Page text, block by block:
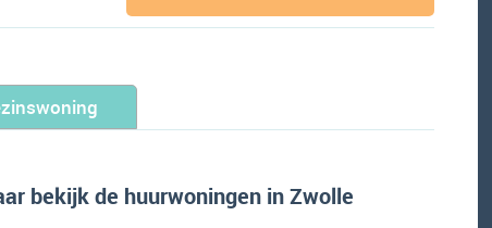
bekijk de huurwoningen in Zwolle